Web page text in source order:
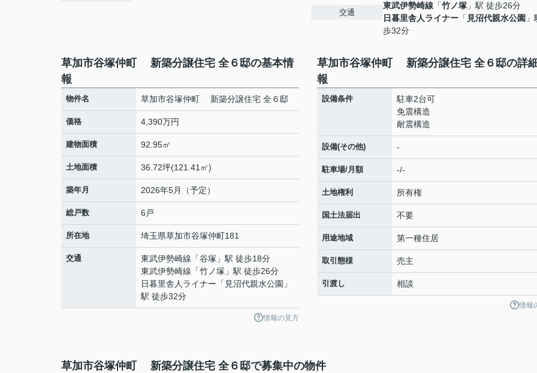
交通
東武伊勢崎線 「竹ノ塚 」駅 徒歩26分
日暮里舎人ライナー 「 見沼代親水公園
歩32分
草加市谷塚仲町 新築分譲住宅 全６邸の基本情
報
物件名 草加市谷塚仲町 新築分譲住宅 全６邸
価格 4,390万円
建物面積 92.95㎡
土地面積 36.72坪(121.41㎡)
築年月 2026年5月（予定）
総戸数 6戸
所在地 埼玉県草加市谷塚仲町181
交通 東武伊勢崎線 「谷塚 」駅 徒歩18分
東武伊勢崎線 「竹ノ塚 」駅 徒歩26分
日暮里舎人ライナー 「 見沼代親水公園 」
駅 徒歩32分
情報の見方
草加市谷塚仲町 新築分譲住宅 全６邸の詳
報
設備条件
駐車2台可
免震構造
耐震構造
設備(その他) -
駐車場/月額 -/-
土地権利 所有権
国土法届出 不要
用途地域 第一種住居
取引態様 売主
引渡し 相談
情報
草加市谷塚仲町 新築分譲住宅 全６邸で募集中の物件